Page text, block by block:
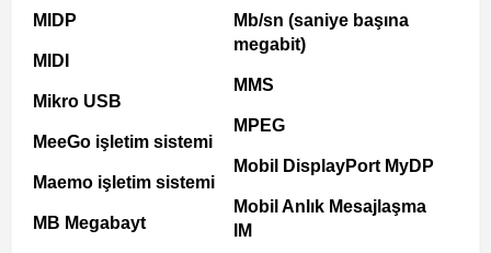
MIDP
MIDI
Mikro USB
MeeGo işletim sistemi
Maemo işletim sistemi
MB Megabayt
Mb/sn (saniye başına
megabit)
MMS
MPEG
Mobil DisplayPort MyDP
Mobil Anlık Mesajlaşma
IM